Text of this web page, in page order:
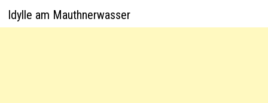
Idylle am Mauthnerwasser